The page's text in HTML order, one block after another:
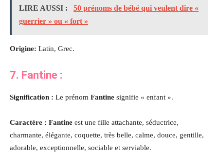
LIRE AUSSI :
50 prénoms de bébé qui veulent dire «
guerrier » ou « fort »
Origine: Latin, Grec.
7. Fantine :
Signification : Le prénom Fantine signifie « enfant ».
Caractère : Fantine est une fille attachante, séductrice,
charmante, élégante, coquette, très belle, calme, douce, gentille,
adorable, exceptionnelle, sociable et serviable.